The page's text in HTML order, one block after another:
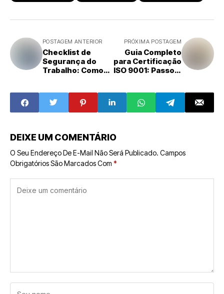
POSTAGEM ANTERIOR
Checklist de
Segurança do
Trabalho: Como
Benefícios
PRÓXIMA POSTAGEM
Guia Completo
para Certificação
ISO 9001: Passos,
DEIXE UM COMENTÁRIO
O Seu Endereço De E-Mail Não Será Publicado. Campos
Obrigatórios São Marcados Com *